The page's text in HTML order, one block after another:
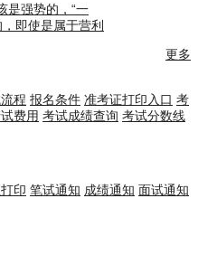
是强势的，“一
即使是属于营利
更多
程 报名条件 准考证打印入口 考
费用 考试成绩查询 考试分数线
印 笔试通知 成绩通知 面试通知